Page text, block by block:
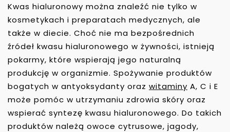
Kwas hialuronowy można znaleźć nie tylko w
kosmetykach i preparatach medycznych, ale
także w diecie. Choć nie ma bezpośrednich
źródeł kwasu hialuronowego w żywności, istnieją
pokarmy, które wspierają jego naturalną
produkcję w organizmie. Spożywanie produktów
bogatych w antyoksydanty oraz witaminy A, C i E
może pomóc w utrzymaniu zdrowia skóry oraz
wspierać syntezę kwasu hialuronowego. Do takich
produktów należą owoce cytrusowe, jagody,